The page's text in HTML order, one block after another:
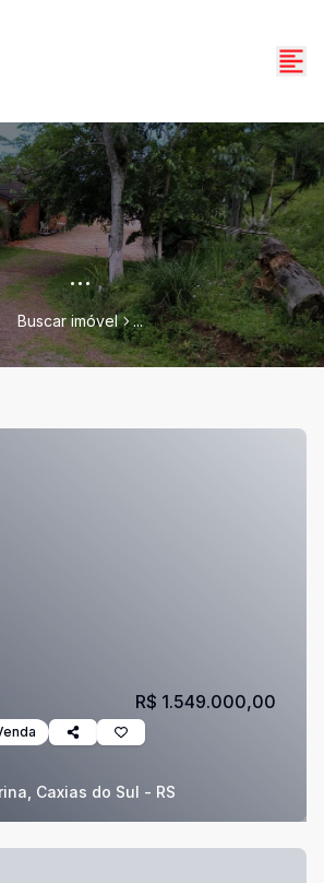
...
Buscar imóvel ...
Caxias do Sul - RS
R$ 1.549.000,00